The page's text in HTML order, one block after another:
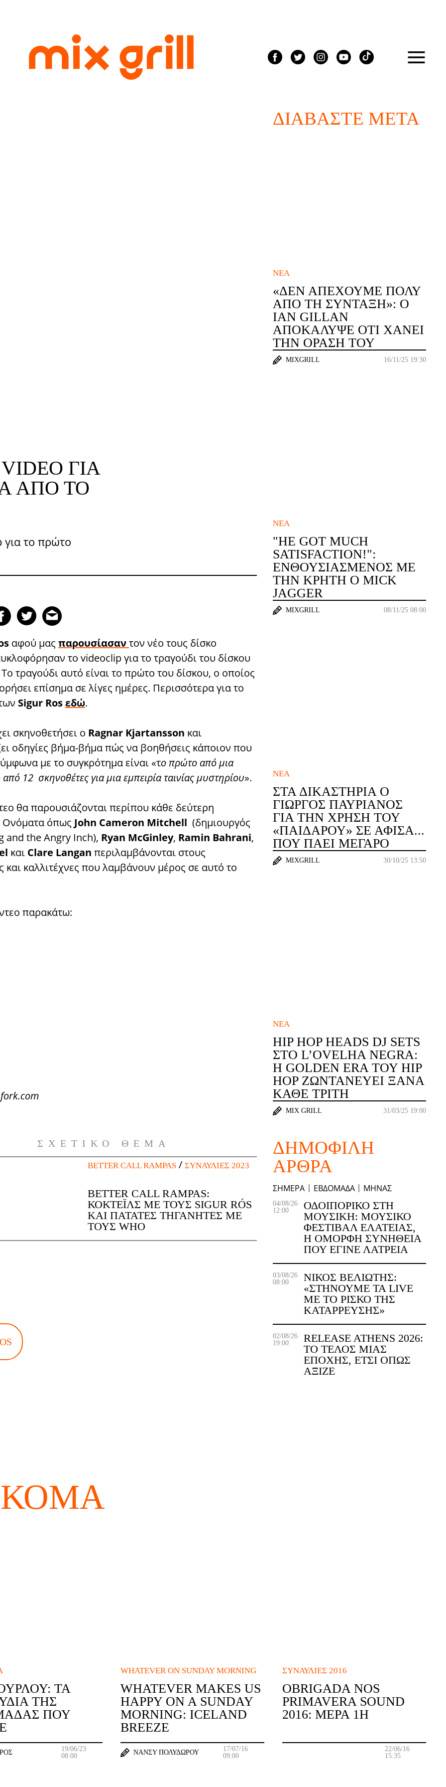
ΓΙΑ
ΑΠΌ ΤΟ
το πρώτο
αφού μας παρουσίασαντον νέο τους δίσκο
το videoclip για το τραγούδι του δίσκου
Το τραγούδι αυτό είναι το πρώτο του δίσκου, ο οποίος
επίσημα σε λίγες ημέρες. Περισσότερα για το
Sigur Rosεδώ.
σκηνοθετήσει ο Ragnar Kjartansson και
οδηγίες βήμα-βήμα πώς να βοηθήσεις κάποιον που
με το συγκρότημα είναι «το πρώτο από μια
12 σκηνοθέτες για μια εμπειρία ταινίας μυστηρίου».
θα παρουσιάζονται περίπου κάθε δεύτερη
όπως John Cameron Mitchell (δημιουργός
and the Angry Inch), Ryan McGinley, Ramin Bahrani,
και Clare Langan περιλαμβάνονται στους
και καλλιτέχνες που λαμβάνουν μέρος σε αυτό το
παρακάτω:
ΣΧΕΤΙΚΌ ΘΈΜΑ
BETTER CALL RAMPAS / ΣΥΝΑΥΛΊΕΣ 2023
BETTER CALL RAMPAS:
ΚΟΚΤΈΙΛΣ ΜΕ ΤΟΥΣ SIGUR RÓS
ΚΑΙ ΠΑΤΆΤΕΣ ΤΗΓΑΝΗΤΈΣ ΜΕ
ΤΟΥΣ WHO
ΔΙΑΒΆΣΤΕ ΜΕΤΆ
ΝΈΑ
«ΔΕΝ ΑΠΈΧΟΥΜΕ ΠΟΛΎ
ΑΠΌ ΤΗ ΣΎΝΤΑΞΗ»: Ο
IAN GILLAN
ΑΠΟΚΆΛΥΨΕ ΌΤΙ ΧΆΝΕΙ
ΤΗΝ ΌΡΑΣΉ ΤΟΥ
MIXGRILL 16/11/25 19:30
ΝΈΑ
"HE GOT MUCH
SATISFACTION!":
ΕΝΘΟΥΣΙΑΣΜΈΝΟΣ ΜΕ
ΤΗΝ ΚΡΉΤΗ Ο MICK
JAGGER
MIXGRILL 08/11/25 08:00
ΝΈΑ
ΣΤΑ ΔΙΚΑΣΤΉΡΙΑ Ο
ΓΙΏΡΓΟΣ ΠΑΥΡΙΑΝΌΣ
ΓΙΑ ΤΗΝ ΧΡΉΣΗ ΤΟΥ
«ΠΑΊΔΑΡΟΥ» ΣΕ ΑΦΊΣΑ...
ΠΟΥ ΠΆΕΙ ΜΈΓΑΡΟ
MIXGRILL 30/10/25 13:50
ΝΈΑ
HIP HOP HEADS DJ SETS
ΣΤΟ L’OVELHA NEGRA:
Η GOLDEN ERA ΤΟΥ HIP
HOP ΖΩΝΤΑΝΕΎΕΙ ΞΑΝΆ
ΚΆΘΕ ΤΡΊΤΗ
MIX GRILL 31/03/25 19:00
ΔΗΜΟΦΙΛΉ
ΆΡΘΡΑ
ΣΉΜΕΡΑ ΕΒΔΟΜΆΔΑ ΜΉΝΑΣ
ΟΔΟΙΠΟΡΙΚΌ ΣΤΗ
ΜΟΥΣΙΚΉ: ΜΟΥΣΙΚΌ
ΦΕΣΤΙΒΆΛ ΕΛΆΤΕΙΑΣ,
Η ΌΜΟΡΦΗ ΣΥΝΉΘΕΙΑ
ΠΟΥ ΈΓΙΝΕ ΛΑΤΡΕΊΑ
04/08/26
12:00
ΝΊΚΟΣ ΒΕΛΙΏΤΗΣ:
«ΣΤΉΝΟΥΜΕ ΤΑ LIVE
ΜΕ ΤΟ ΡΊΣΚΟ ΤΗΣ
ΚΑΤΆΡΡΕΥΣΗΣ»
03/08/26
08:00
RELEASE ATHENS 2026:
ΤΟ ΤΈΛΟΣ ΜΙΑΣ
ΕΠΟΧΉΣ, ΈΤΣΙ ΌΠΩΣ
ΆΞΙΖΕ
02/08/26
19:00
ΤΑ
ΤΗΣ
ΠΟΥ
19/06/23
08:00
WHATEVER ON SUNDAY MORNING
WHATEVER MAKES US
HAPPY ON A SUNDAY
MORNING: ICELAND
BREEZE
ΝΆΝΣΥ ΠΟΛΥΔΏΡΟΥ
17/07/16
09:00
ΣΥΝΑΥΛΊΕΣ 2016
OBRIGADA NOS
PRIMAVERA SOUND
2016: ΜΈΡΑ 1Η
22/06/16
15:35